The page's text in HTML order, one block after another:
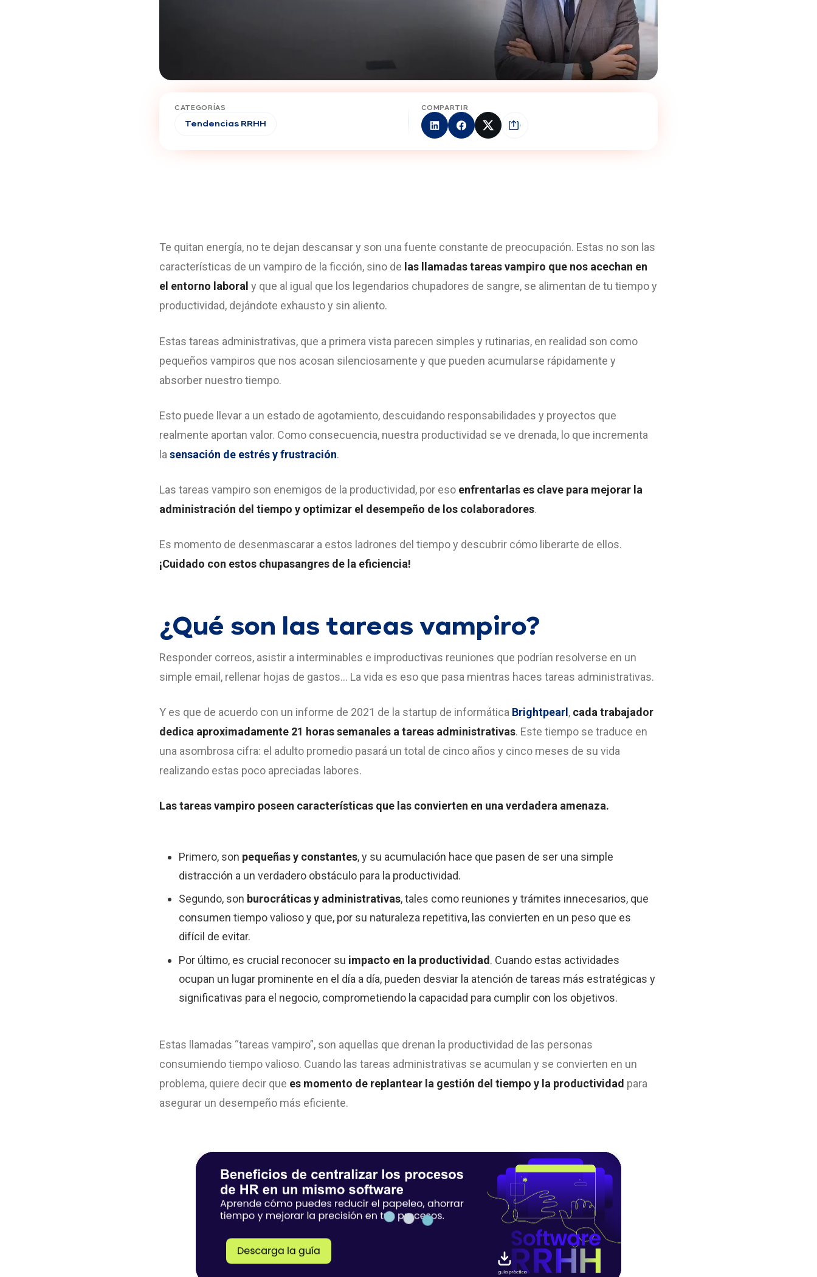
CATEGORÍAS
Tendencias RRHH
COMPARTIR
Te quitan energía, no te dejan descansar y son una fuente constante de preocupación. Estas no son las
características de un vampiro de la ficción, sino de las llamadas tareas vampiro que nos acechan en
el entorno laboral y que al igual que los legendarios chupadores de sangre, se alimentan de tu tiempo y
productividad, dejándote exhausto y sin aliento.
Estas tareas administrativas, que a primera vista parecen simples y rutinarias, en realidad son como
pequeños vampiros que nos acosan silenciosamente y que pueden acumularse rápidamente y
absorber nuestro tiempo.
Esto puede llevar a un estado de agotamiento, descuidando responsabilidades y proyectos que
realmente aportan valor. Como consecuencia, nuestra productividad se ve drenada, lo que incrementa
la sensación de estrés y frustración.
Las tareas vampiro son enemigos de la productividad, por eso enfrentarlas es clave para mejorar la
administración del tiempo y optimizar el desempeño de los colaboradores.
Es momento de desenmascarar a estos ladrones del tiempo y descubrir cómo liberarte de ellos.
¡Cuidado con estos chupasangres de la eficiencia!
¿Qué son las tareas vampiro?
Responder correos, asistir a interminables e improductivas reuniones que podrían resolverse en un
simple email, rellenar hojas de gastos… La vida es eso que pasa mientras haces tareas administrativas.
Y es que de acuerdo con un informe de 2021 de la startup de informática Brightpearl , cada trabajador
dedica aproximadamente 21 horas semanales a tareas administrativas. Este tiempo se traduce en
una asombrosa cifra: el adulto promedio pasará un total de cinco años y cinco meses de su vida
realizando estas poco apreciadas labores.
Las tareas vampiro poseen características que las convierten en una verdadera amenaza.
Primero, son pequeñas y constantes, y su acumulación hace que pasen de ser una simple
distracción a un verdadero obstáculo para la productividad.
Segundo, son burocráticas y administrativas, tales como reuniones y trámites innecesarios, que
consumen tiempo valioso y que, por su naturaleza repetitiva, las convierten en un peso que es
difícil de evitar.
Por último, es crucial reconocer su impacto en la productividad. Cuando estas actividades
ocupan un lugar prominente en el día a día, pueden desviar la atención de tareas más estratégicas y
significativas para el negocio, comprometiendo la capacidad para cumplir con los objetivos.
Estas llamadas “tareas vampiro”, son aquellas que drenan la productividad de las personas
consumiendo tiempo valioso. Cuando las tareas administrativas se acumulan y se convierten en un
problema, quiere decir que es momento de replantear la gestión del tiempo y la productividad para
asegurar un desempeño más eficiente.